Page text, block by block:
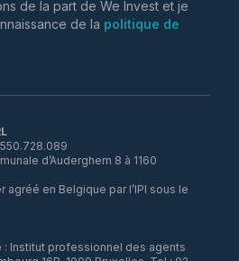
de la part de We Invest et je
de la politique de
d’Auderghem 8 à 1160
en Belgique par l’IPI sous le
: Institut professionnel des agents